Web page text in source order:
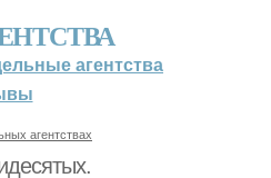
агентства
агентствах